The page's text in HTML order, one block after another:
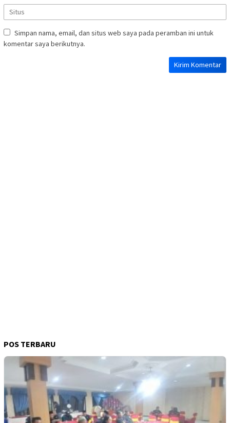
Simpan nama, email, dan situs web saya pada peramban ini untuk
komentar saya berikutnya.
POS TERBARU